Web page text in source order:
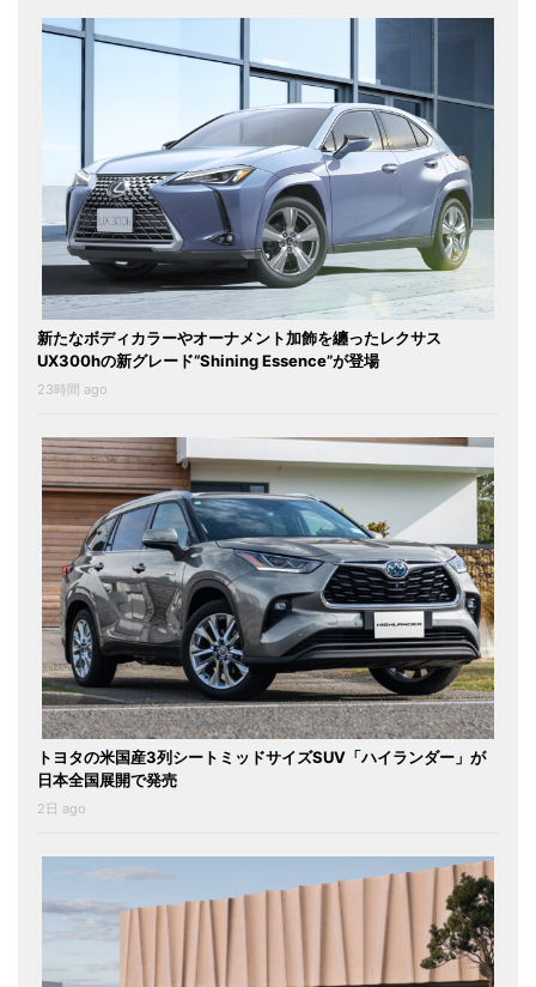
新たなボディカラーやオーナメント加飾を纏ったレクサス
UX300hの新グレード“Shining Essence”が登場
23時間 ago
トヨタの米国産3列シートミッドサイズSUV「ハイランダー」が
日本全国展開で発売
2日 ago